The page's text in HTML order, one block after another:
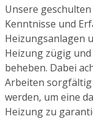
Unsere
Kenntnisse und
Heizungsanlagen
Heizung zügig
beheben. Dabei
Arbeiten
werden, um eine
Heizung zu